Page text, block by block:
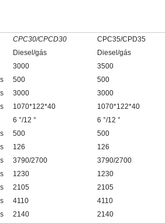
CPC30/CPCD30
CPC35/CPD35
Diesel/gás
Diesel/gás
3000
3500
500 500
3000
3000
1070*122*40
1070*122*40
6 °/12 °
6 °/12 °
500
500
126
126
3790/2700
3790/2700
1230
1230
2105
2105
4110
4110
2140
2140